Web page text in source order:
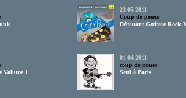
23-05-2011
Coup de pouce
Débutant Guitare Rock
Volume 1
01-04-2011
coup de pouce
Seul à Paris